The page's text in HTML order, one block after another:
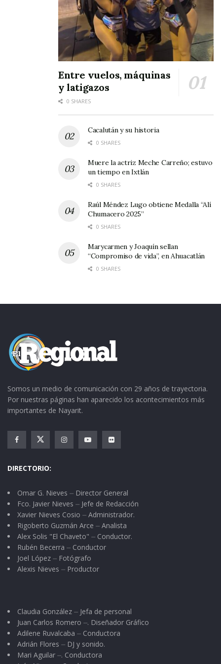
Entre vuelos, máquinas
y latigazos
0 SHARES
Cacalután y su historia
0 SHARES
Muere la actriz Meche Carreño; estuvo
un tiempo en Ixtlán
0 SHARES
Raúl Méndez Lugo obtiene Medalla “Alí
Chumacero 2025”
0 SHARES
Marycarmen y Joaquín sellan
“Compromiso de vida”, en Ahuacatlán
0 SHARES
Somos un medio de comunicación con 29 años de trayectoria.
Por nuestras páginas han aparecido los acontecimientos más
importantes de Nayarit.
DIRECTORIO:
Omar G. Nieves ⏤ Director General
Fco. Javier Nieves ⏤ Jefe de Redacción
Xavier Nieves Cosio ⏤ Administrador.
Rigoberto Guzmán Arce ⏤ Analista
Alex Solis "El Chaveto" ⏤ Conductor.
Rubén Becerra ⏤ Conductor
Joel López ⏤ Fotógrafo
Alexis Nieves ⏤ Productor
Claudia González ⏤ Jefa de personal
Juan Carlos Romero ⏤. Diseñador Gráfico
Adilene Ruvalcaba ⏤ Conductora
Adrián Flores ⏤ DJ y sonido.
Mari Aguilar ⏤. Conductora